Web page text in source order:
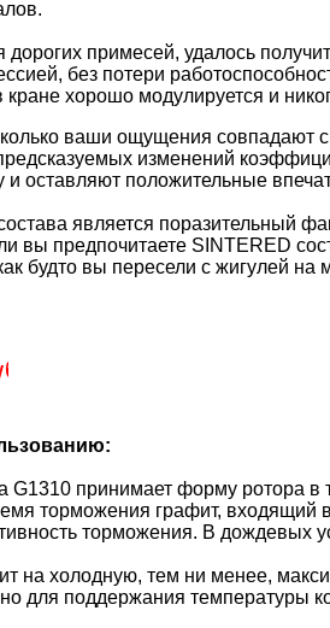
дорогих примесей, удалось
без потери
хорошо модулируется и
ваши ощущения совпадают
изменений
и оставляют положительные
является поразительный
вы предпочитаете SINTERED
будто вы пересели с жигулей на
G1310 принимает форму ротора
торможения графит, входящий
торможения. В дождевых
на холодную, тем ни менее,
для поддержания температуры